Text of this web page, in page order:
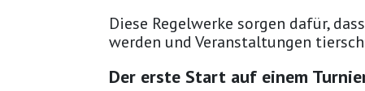
Diese Regelwerke sorgen dafür,
werden und Veranstaltungen
Der erste Start auf einem